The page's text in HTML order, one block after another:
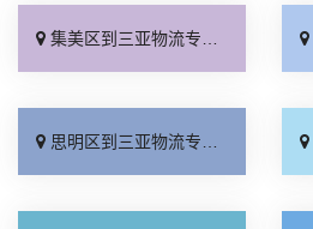
集美区到三亚物流专线_专线直达「价格透明」
思明区到三亚物流专线_零担配货「物流拼车」